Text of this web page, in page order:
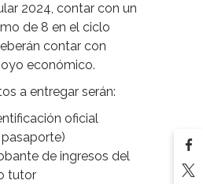
2024, contar con un
de 8 en el ciclo
contar con
económico.
a entregar serán:
oficial
de ingresos del
tutor